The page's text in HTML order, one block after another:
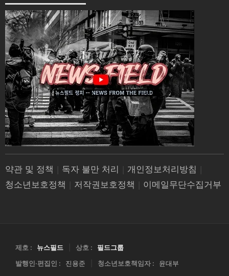
약관 및 정책 독자 불만 처리 개인정보처리방침
청소년보호정책
저작권보호정책 이메일무단수집거부
제호 : 뉴스필드 상호 :
필드그룹
발행인·편집인 :
진용준 청소년보호책임자 :
윤대부